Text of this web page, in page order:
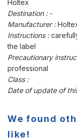
Holtex
Destination : -
Manufacturer :
Instructions :
the label
Precautionary
professional
Class :
Date of update of
We found
like!